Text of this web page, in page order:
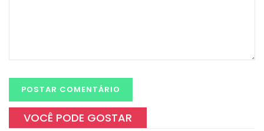
VOCÊ PODE GOSTAR